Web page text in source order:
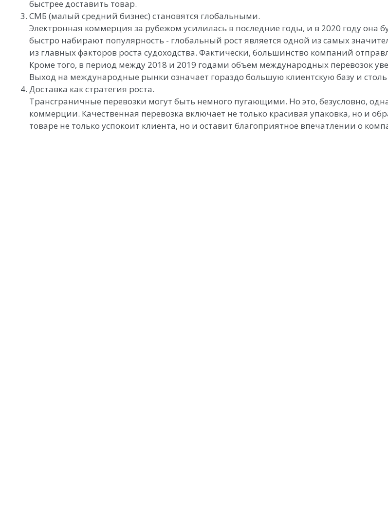
быстрее доставить товар.
СМБ (малый средний бизнес) становятся глобальными.
Электронная коммерция за рубежом усилилась в последние годы, и в 2020 году
быстро набирают популярность - глобальный рост является одной из самых
из главных факторов роста судоходства. Фактически, большинство компаний
Кроме того, в период между 2018 и 2019 годами объем международных перевозок
Выход на международные рынки означает гораздо большую клиентскую базу и
Доставка как стратегия роста.
Трансграничные перевозки могут быть немного пугающими. Но это, безусловно,
коммерции. Качественная перевозка включает не только красивая упаковка, но и
товаре не только успокоит клиента, но и оставит благоприятное впечатлении о